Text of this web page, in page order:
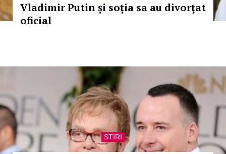
Vladimir Putin și soția sa au divorţat
oficial
STIRI